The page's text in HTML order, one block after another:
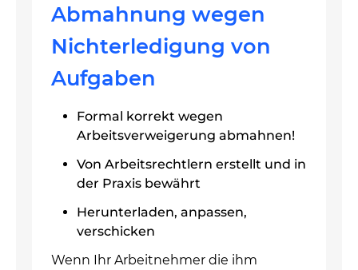
Abmahnung wegen
Nichterledigung von
Aufgaben
Formal korrekt wegen
Arbeitsverweigerung abmahnen!
Von Arbeitsrechtlern erstellt und in
der Praxis bewährt
Herunterladen, anpassen,
verschicken
Wenn Ihr Arbeitnehmer die ihm